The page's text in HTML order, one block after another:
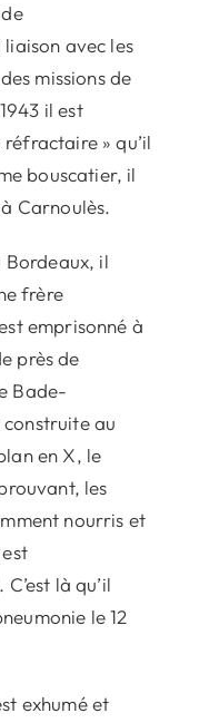
avec les
missions de
il est
» qu’il
bouscatier, il
Carnoulès.
Bordeaux, il
frère
emprisonné à
près de
Bade-
au
en X, le
les
nourris et
là qu’il
le 12
exhumé et